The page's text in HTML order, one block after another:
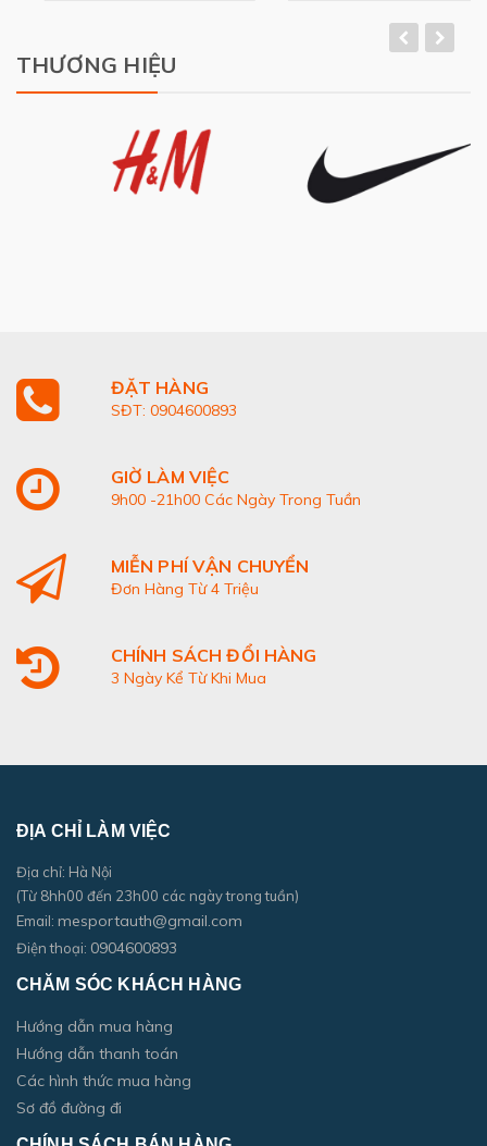
THƯƠNG HIỆU
ĐẶT HÀNG
SĐT: 0904600893
GIỜ LÀM VIỆC
9h00 -21h00 Các Ngày Trong Tuần
MIỄN PHÍ VẬN CHUYỂN
Đơn Hàng Từ 4 Triệu
CHÍNH SÁCH ĐỔI HÀNG
3 Ngày Kể Từ Khi Mua
ĐỊA CHỈ LÀM VIỆC
Địa chỉ: Hà Nội
(Từ 8hh00 đến 23h00 các ngày trong tuần)
Email: mesportauth@gmail.com
Điện thoại: 0904600893
CHĂM SÓC KHÁCH HÀNG
Hướng dẫn mua hàng
Hướng dẫn thanh toán
Các hình thức mua hàng
Sơ đồ đường đi